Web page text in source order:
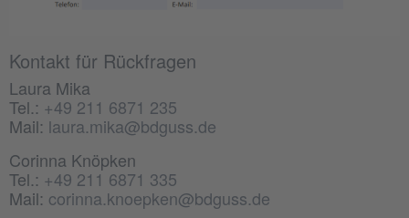
Kontakt für Rückfragen
Laura Mika
Tel.: +49 211 6871 235
Mail: laura.mika@bdguss.de
Corinna Knöpken
Tel.: +49 211 6871 335
Mail: corinna.knoepken@bdguss.de